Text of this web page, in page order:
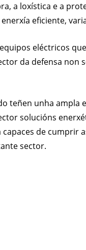
a loxística e a
eficiente,
eléctricos
da defensa non
teñen unha ampla
solucións
de cumprir
sector.